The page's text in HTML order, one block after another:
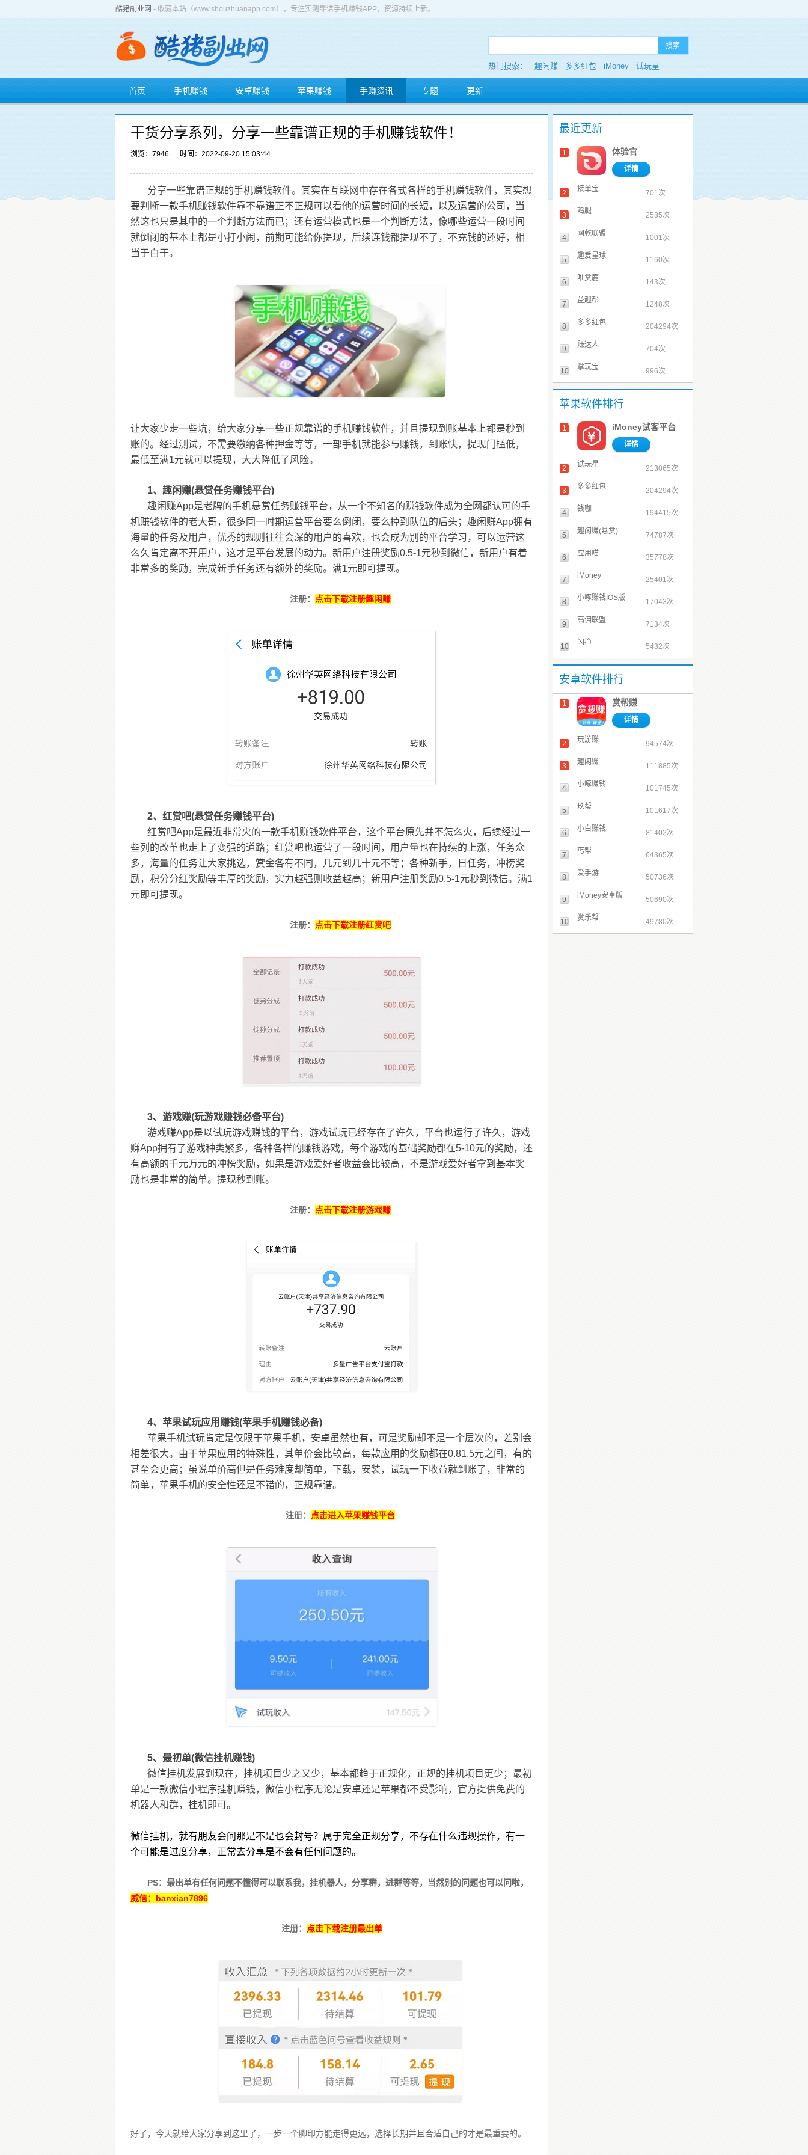
酷猪副业网 - 收藏本站（www.shouzhuanapp.com），专注实测靠谱手机赚钱APP，资源持续上新。
搜索
热门搜索： 趣闲赚 多多红包 iMoney 试玩星
首页 手机赚钱 安卓赚钱 苹果赚钱 手赚资讯 专题 更新
干货分享系列，分享一些靠谱正规的手机赚钱软件！
浏览：7946 时间：2022-09-20 15:03:44
分享一些靠谱正规的手机赚钱软件。其实在互联网中存在各式各样的手机赚钱软件，其实想
要判断一款手机赚钱软件靠不靠谱正不正规可以看他的运营时间的长短，以及运营的公司，当
然这也只是其中的一个判断方法而已；还有运营模式也是一个判断方法，像哪些运营一段时间
就倒闭的基本上都是小打小闹，前期可能给你提现，后续连钱都提现不了，不充钱的还好，相
当于白干。
让大家少走一些坑，给大家分享一些正规靠谱的手机赚钱软件，并且提现到账基本上都是秒到
账的。经过测试，不需要缴纳各种押金等等，一部手机就能参与赚钱，到账快，提现门槛低，
最低至满1元就可以提现，大大降低了风险。
1、趣闲赚(悬赏任务赚钱平台)
趣闲赚App是老牌的手机悬赏任务赚钱平台，从一个不知名的赚钱软件成为全网都认可的手
机赚钱软件的老大哥，很多同一时期运营平台要么倒闭，要么掉到队伍的后头；趣闲赚App拥有
海量的任务及用户，优秀的规则往往会深的用户的喜欢，也会成为别的平台学习，可以运营这
么久肯定离不开用户，这才是平台发展的动力。新用户注册奖励0.5-1元秒到微信，新用户有着
非常多的奖励，完成新手任务还有额外的奖励。满1元即可提现。
注册： 点击下载注册趣闲赚
2、红赏吧(悬赏任务赚钱平台)
红赏吧App是最近非常火的一款手机赚钱软件平台，这个平台原先并不怎么火，后续经过一
些列的改革也走上了变强的道路；红赏吧也运营了一段时间，用户量也在持续的上涨，任务众
多，海量的任务让大家挑选，赏金各有不同，几元到几十元不等；各种新手，日任务，冲榜奖
励，积分分红奖励等丰厚的奖励，实力越强则收益越高；新用户注册奖励0.5-1元秒到微信。满1
元即可提现。
注册： 点击下载注册红赏吧
3、游戏赚(玩游戏赚钱必备平台)
游戏赚App是以试玩游戏赚钱的平台，游戏试玩已经存在了许久，平台也运行了许久，游戏
赚App拥有了游戏种类繁多，各种各样的赚钱游戏，每个游戏的基础奖励都在5-10元的奖励，还
有高额的千元万元的冲榜奖励，如果是游戏爱好者收益会比较高，不是游戏爱好者拿到基本奖
励也是非常的简单。提现秒到账。
注册： 点击下载注册游戏赚
4、苹果试玩应用赚钱(苹果手机赚钱必备)
苹果手机试玩肯定是仅限于苹果手机，安卓虽然也有，可是奖励却不是一个层次的，差别会
相差很大。由于苹果应用的特殊性，其单价会比较高，每款应用的奖励都在0.81.5元之间，有的
甚至会更高；虽说单价高但是任务难度却简单，下载，安装，试玩一下收益就到账了，非常的
简单，苹果手机的安全性还是不错的，正规靠谱。
注册： 点击进入苹果赚钱平台
5、最初单(微信挂机赚钱)
微信挂机发展到现在，挂机项目少之又少，基本都趋于正规化，正规的挂机项目更少；最初
单是一款微信小程序挂机赚钱，微信小程序无论是安卓还是苹果都不受影响，官方提供免费的
机器人和群，挂机即可。
微信挂机，就有朋友会问那是不是也会封号？属于完全正规分享，不存在什么违规操作，有一
个可能是过度分享，正常去分享是不会有任何问题的。
PS：最出单有任何问题不懂得可以联系我，挂机器人，分享群，进群等等，当然别的问题也可以问啦，
威信：banxian7896
注册： 点击下载注册最出单
好了，今天就给大家分享到这里了，一步一个脚印方能走得更远，选择长期并且合适自己的才是最重要的。
最近更新
1 体验官
详情
2 接单宝 701次
3 鸡腿 2585次
4 网乾联盟 1001次
5 趣爱星球 1160次
6 唯赏鹿 143次
7 益趣帮 1248次
8 多多红包 204294次
9 赚达人 704次
10 掌玩宝 996次
苹果软件排行
1 iMoney试客平台
详情
2 试玩星 213065次
3 多多红包 204294次
4 钱咖 194415次
5 趣闲赚(悬赏) 74787次
6 应用喵 35778次
7 iMoney 25401次
8 小啄赚钱IOS版 17043次
9 高佣联盟 7134次
10 闪挣 5432次
安卓软件排行
1 赏帮赚
详情
2 玩游赚 94574次
3 趣闲赚 111885次
4 小啄赚钱 101745次
5 玖帮 101617次
6 小白赚钱 81402次
7 丐帮 64365次
8 爱手游 50736次
9 iMoney安卓版 50690次
10 赏乐帮 49780次